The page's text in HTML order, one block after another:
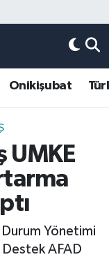
Onikişubat
UMKE
Yönetimi
Destek AFAD
Haritası